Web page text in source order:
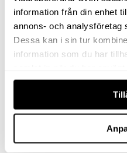
information från din enhet
annons- och analysföretag
Dessa kan i sin tur
information som du har
Golv- &
Munstycke
Motor
Reservdelar
Rör &
Alla